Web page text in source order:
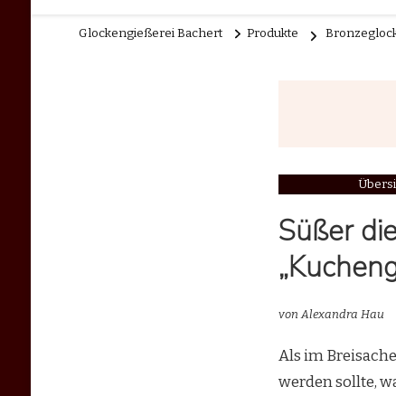
Glockengießerei Bachert Produkte
Süßer
von Alexandra Hau
Als im
werden sollte,